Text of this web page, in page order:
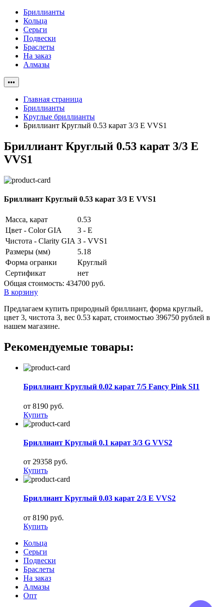
Бриллианты
Кольца
Серьги
Подвески
Браслеты
На заказ
Алмазы
•••
Главная страница
Бриллианты
Круглые бриллианты
Бриллиант Круглый 0.53 карат 3/3 E VVS1
Бриллиант Круглый 0.53 карат 3/3 E
VVS1
Бриллиант Круглый 0.53 карат 3/3 E VVS1
Масса, карат
0.53
Цвет - Color GIA
3 - E
Чистота - Clarity GIA 3 - VVS1
Размеры (мм)
5.18
Форма огранки
Круглый
Сертификат
нет
Общая стоимость: 434700 руб.
В корзину
Предлагаем купить природный бриллиант, форма круглый,
цвет 3, чистота 3, вес 0.53 карат, стоимостью 396750 рублей в
нашем магазине.
Рекомендуемые товары:
Бриллиант Круглый 0.02 карат 7/5 Fancy Pink SI1
от 8190 руб.
Купить
Бриллиант Круглый 0.1 карат 3/3 G VVS2
от 29358 руб.
Купить
Бриллиант Круглый 0.03 карат 2/3 E VVS2
от 8190 руб.
Купить
Кольца
Серьги
Подвески
Браслеты
На заказ
Алмазы
Опт